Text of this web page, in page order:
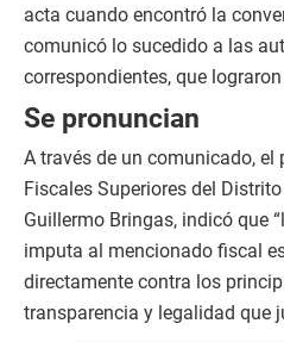
acta cuando encontró la
comunicó lo sucedido a las
correspondientes, que
Se pronuncian
A través de un comunicado, el
Fiscales Superiores del
Guillermo Bringas, indicó que
imputa al mencionado fiscal
directamente contra los
transparencia y legalidad que